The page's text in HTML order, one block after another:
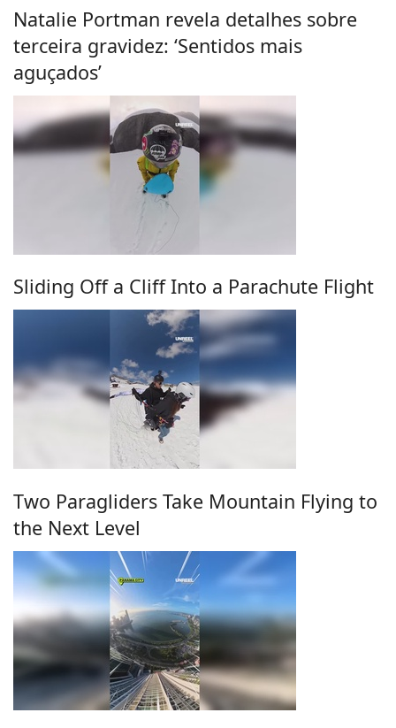
Natalie Portman revela detalhes sobre
terceira gravidez: ‘Sentidos mais
aguçados’
Sliding Off a Cliff Into a Parachute Flight
Two Paragliders Take Mountain Flying to
the Next Level